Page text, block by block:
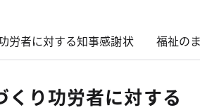
労者に対する知事感謝状 福祉の
くり功労者に対する